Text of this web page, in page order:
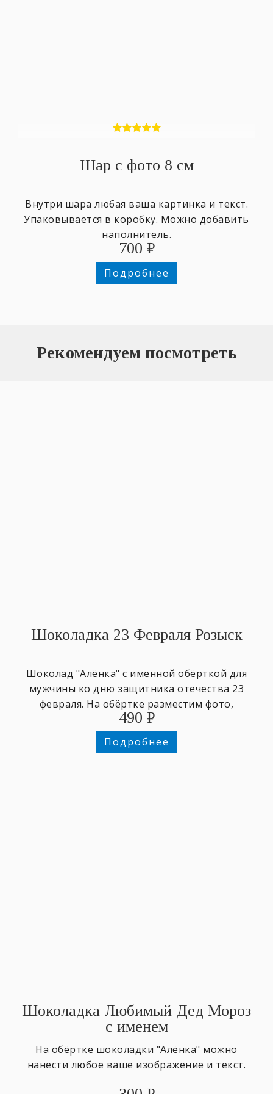
Шар с фото 8 см
Внутри шара любая ваша картинка и текст.
Упаковывается в коробку. Можно добавить
наполнитель.
700 ₽
Подробнее
Рекомендуем посмотреть
Шоколадка 23 Февраля Розыск
Шоколад "Алёнка" с именной обёрткой для
мужчины ко дню защитника отечества 23
февраля. На обёртке разместим фото,
напишем любое имя и поздравительный
текст.
490 ₽
Подробнее
Шоколадка Любимый Дед Мороз
с именем
На обёртке шоколадки "Алёнка" можно
нанести любое ваше изображение и текст.